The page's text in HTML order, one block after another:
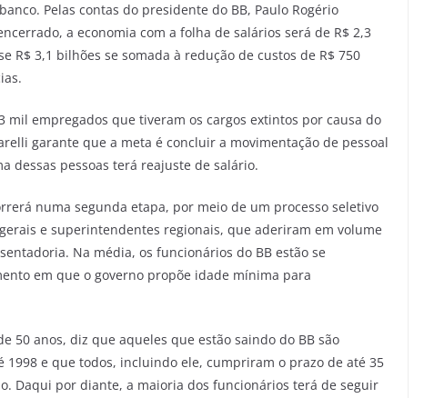
Pelas contas do presidente do BB, Paulo Rogério
a economia com a folha de salários será de R$ 2,3
3,1 bilhões se somada à redução de custos de R$ 750
mil empregados que tiveram os cargos extintos por causa do
garante que a meta é concluir a movimentação de pessoal
dessas pessoas terá reajuste de salário.
numa segunda etapa, por meio de um processo seletivo
e superintendentes regionais, que aderiram em volume
Na média, os funcionários do BB estão se
em que o governo propõe idade mínima para
50 anos, diz que aqueles que estão saindo do BB são
e que todos, incluindo ele, cumpriram o prazo de até 35
Daqui por diante, a maioria dos funcionários terá de seguir